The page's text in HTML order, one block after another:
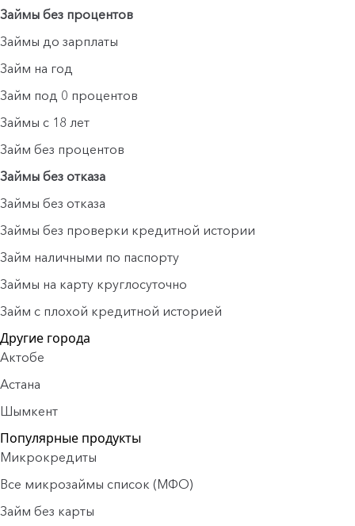
Займы без процентов
Займы до зарплаты
Займ на год
Займ под 0 процентов
Займы с 18 лет
Займ без процентов
Займы без отказа
Займы без отказа
Займы без проверки кредитной истории
Займ наличными по паспорту
Займы на карту круглосуточно
Займ с плохой кредитной историей
Другие города
Актобе
Астана
Шымкент
Популярные продукты
Микрокредиты
Все микрозаймы список (МФО)
Займ без карты